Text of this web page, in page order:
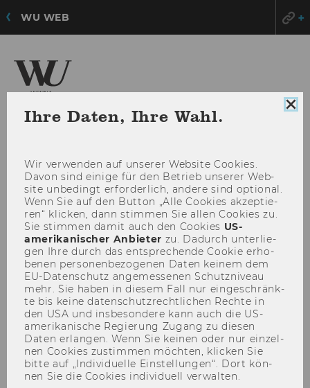
WU WEB
Nonprofit-Organisationen und Social Impact
MENÜ
Ihre Daten, Ihre Wahl.
Wir ver­wen­den auf un­se­rer Web­site Coo­kies.
Davon sind ei­ni­ge für den Be­trieb un­se­rer Web­
site un­be­dingt er­for­der­lich, an­de­re sind op­tio­nal.
Wenn Sie auf den But­ton „Alle Coo­kies ak­zep­tie­
ren“ kli­cken, dann stim­men Sie allen Coo­kies zu.
Sie stim­men damit auch den Coo­kies US-​
amerikanischer An­bie­ter zu. Da­durch un­ter­lie­
gen Ihre durch das ent­spre­chen­de Coo­kie er­ho­
be­nen per­so­nen­be­zo­ge­nen Daten kei­nem dem
EU-​Datenschutz an­ge­mes­se­nen Schutz­ni­veau
mehr. Sie haben in die­sem Fall nur ein­ge­schränk­
te bis keine da­ten­schutz­recht­li­chen Rech­te in
den USA und ins­be­son­de­re kann auch die US-​
amerikanische Re­gie­rung Zu­gang zu die­sen
Daten er­lan­gen. Wenn Sie kei­nen oder nur ein­zel­
nen Coo­kies zu­stim­men möch­ten, kli­cken Sie
bitte auf „In­di­vi­du­el­le Ein­stel­lun­gen“. Dort kön­
nen Sie die Coo­kies in­di­vi­du­ell ver­wal­ten.